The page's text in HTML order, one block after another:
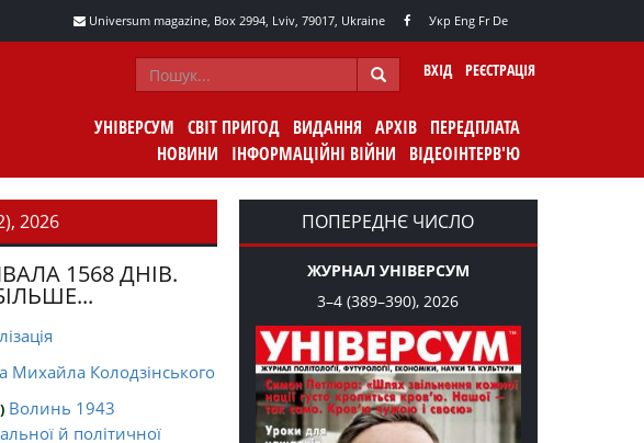
Universum magazine, Box 2994, Lviv, 79017, Ukraine Укр Eng Fr De
ВХІД РЕЄСТРАЦІЯ
УНІВЕРСУМ СВІТ ПРИГОД ВИДАННЯ АРХІВ ПЕРЕДПЛАТА
НОВИНИ
ІНФОРМАЦІЙНІ ВІЙНИ ВІДЕОІНТЕРВ'Ю
2026
1568 ДНІВ.
Михайла Колодзінського
Волинь 1943
й політичної
ПОПЕРЕДНЄ ЧИСЛО
ЖУРНАЛ УНІВЕРСУМ
3–4 (389–390), 2026